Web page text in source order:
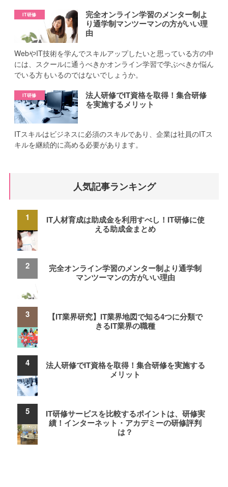
完全オンライン学習のメンター制よ
り通学制マンツーマンの方がいい理
由
WebやIT技術を学んでスキルアップしたいと思っている方の中
には、スクールに通うべきかオンライン学習で学ぶべきか悩ん
でいる方もいるのではないでしょうか。
法人研修でIT資格を取得！集合研修
を実施するメリット
ITスキルはビジネスに必須のスキルであり、企業は社員のITス
キルを継続的に高める必要があります。
人気記事ランキング
IT人材育成は助成金を利用すべし！IT研修に使
える助成金まとめ
完全オンライン学習のメンター制より通学制
マンツーマンの方がいい理由
【IT業界研究】IT業界地図で知る4つに分類で
きるIT業界の職種
法人研修でIT資格を取得！集合研修を実施する
メリット
IT研修サービスを比較するポイントは、研修実
績！インターネット・アカデミーの研修評判
は？